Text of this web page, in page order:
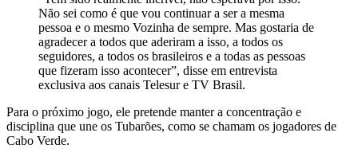
Não sei como é que vou continuar a ser a mesma
pessoa e o mesmo Vozinha de sempre. Mas gostaria de
agradecer a todos que aderiram a isso, a todos os
seguidores, a todos os brasileiros e a todas as pessoas
que fizeram isso acontecer”, disse em entrevista
exclusiva aos canais Telesur e TV Brasil.
Para o próximo jogo, ele pretende manter a concentração e
disciplina que une os Tubarões, como se chamam os jogadores de
Cabo Verde.